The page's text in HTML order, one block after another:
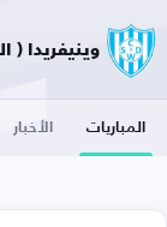
وينيفريدا ( الأرجنتين )
المباريات الأخبار